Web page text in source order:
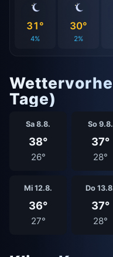
31°
4%
30°
2%
Tage)
Sa 8.8.
38°
26°
So 9.8.
37°
28°
Mi 12.8.
36°
27°
Do
37°
28°